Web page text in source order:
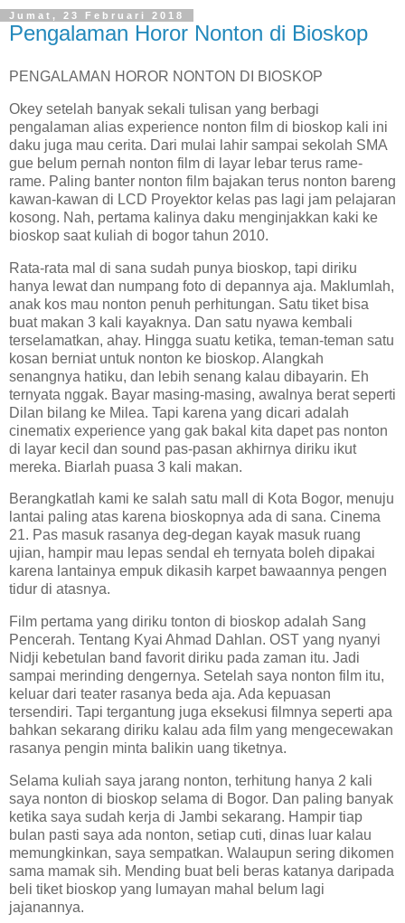
Jumat, 23 Februari 2018
Pengalaman Horor Nonton di Bioskop
PENGALAMAN HOROR NONTON DI BIOSKOP
Okey setelah banyak sekali tulisan yang berbagi
pengalaman alias experience nonton film di bioskop kali ini
daku juga mau cerita. Dari mulai lahir sampai sekolah SMA
gue belum pernah nonton film di layar lebar terus rame-
rame. Paling banter nonton film bajakan terus nonton bareng
kawan-kawan di LCD Proyektor kelas pas lagi jam pelajaran
kosong. Nah, pertama kalinya daku menginjakkan kaki ke
bioskop saat kuliah di bogor tahun 2010.
Rata-rata mal di sana sudah punya bioskop, tapi diriku
hanya lewat dan numpang foto di depannya aja. Maklumlah,
anak kos mau nonton penuh perhitungan. Satu tiket bisa
buat makan 3 kali kayaknya. Dan satu nyawa kembali
terselamatkan, ahay. Hingga suatu ketika, teman-teman satu
kosan berniat untuk nonton ke bioskop. Alangkah
senangnya hatiku, dan lebih senang kalau dibayarin. Eh
ternyata nggak. Bayar masing-masing, awalnya berat seperti
Dilan bilang ke Milea. Tapi karena yang dicari adalah
cinematix experience yang gak bakal kita dapet pas nonton
di layar kecil dan sound pas-pasan akhirnya diriku ikut
mereka. Biarlah puasa 3 kali makan.
Berangkatlah kami ke salah satu mall di Kota Bogor, menuju
lantai paling atas karena bioskopnya ada di sana. Cinema
21. Pas masuk rasanya deg-degan kayak masuk ruang
ujian, hampir mau lepas sendal eh ternyata boleh dipakai
karena lantainya empuk dikasih karpet bawaannya pengen
tidur di atasnya.
Film pertama yang diriku tonton di bioskop adalah Sang
Pencerah. Tentang Kyai Ahmad Dahlan. OST yang nyanyi
Nidji kebetulan band favorit diriku pada zaman itu. Jadi
sampai merinding dengernya. Setelah saya nonton film itu,
keluar dari teater rasanya beda aja. Ada kepuasan
tersendiri. Tapi tergantung juga eksekusi filmnya seperti apa
bahkan sekarang diriku kalau ada film yang mengecewakan
rasanya pengin minta balikin uang tiketnya.
Selama kuliah saya jarang nonton, terhitung hanya 2 kali
saya nonton di bioskop selama di Bogor. Dan paling banyak
ketika saya sudah kerja di Jambi sekarang. Hampir tiap
bulan pasti saya ada nonton, setiap cuti, dinas luar kalau
memungkinkan, saya sempatkan. Walaupun sering dikomen
sama mamak sih. Mending buat beli beras katanya daripada
beli tiket bioskop yang lumayan mahal belum lagi
jajanannya.